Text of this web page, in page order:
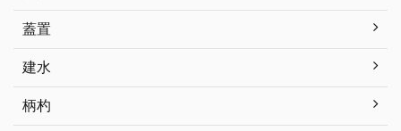
蓋置
建水
柄杓